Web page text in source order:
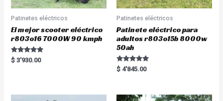
Patinetes eléctricos
El mejor scooter eléctrico
r803o16 7000W 90 kmph
Rated
5.00
$ 3'930.00
Patinetes eléctricos
Patinete eléctrico para
adultos r803o15b 8000w
50ah
Rated
5.00
$ 4'845.00